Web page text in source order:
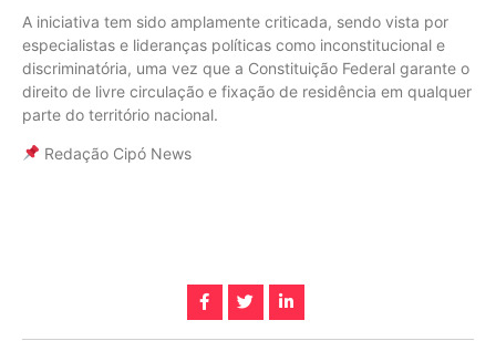
A iniciativa tem sido amplamente criticada, sendo vista por
especialistas e lideranças políticas como inconstitucional e
discriminatória, uma vez que a Constituição Federal garante o
direito de livre circulação e fixação de residência em qualquer
parte do território nacional.
Redação Cipó News